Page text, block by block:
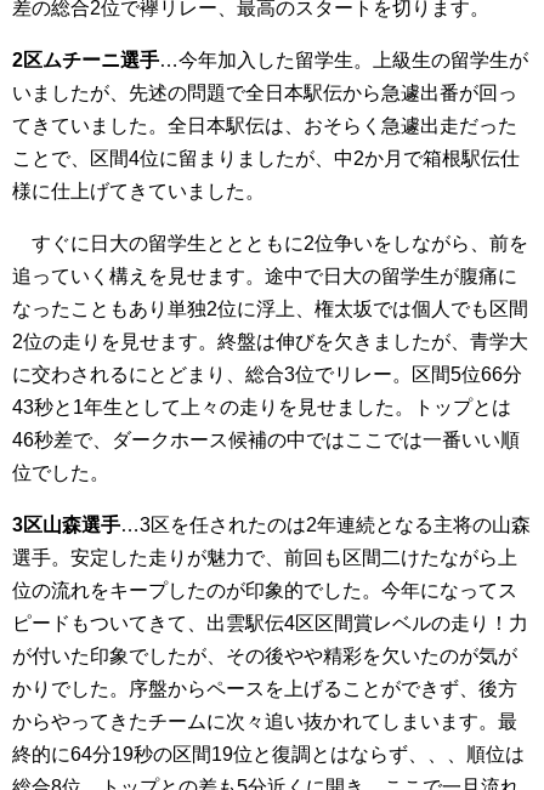
差の総合2位で襷リレー、最高のスタートを切ります。
2区ムチーニ選手…今年加入した留学生。上級生の留学生が
いましたが、先述の問題で全日本駅伝から急遽出番が回っ
てきていました。全日本駅伝は、おそらく急遽出走だった
ことで、区間4位に留まりましたが、中2か月で箱根駅伝仕
様に仕上げてきていました。
すぐに日大の留学生ととともに2位争いをしながら、前を
追っていく構えを見せます。途中で日大の留学生が腹痛に
なったこともあり単独2位に浮上、権太坂では個人でも区間
2位の走りを見せます。終盤は伸びを欠きましたが、青学大
に交わされるにとどまり、総合3位でリレー。区間5位66分
43秒と1年生として上々の走りを見せました。トップとは
46秒差で、ダークホース候補の中ではここでは一番いい順
位でした。
3区山森選手…3区を任されたのは2年連続となる主将の山森
選手。安定した走りが魅力で、前回も区間二けたながら上
位の流れをキープしたのが印象的でした。今年になってス
ピードもついてきて、出雲駅伝4区区間賞レベルの走り！力
が付いた印象でしたが、その後やや精彩を欠いたのが気が
かりでした。序盤からペースを上げることができず、後方
からやってきたチームに次々追い抜かれてしまいます。最
終的に64分19秒の区間19位と復調とはならず、、、順位は